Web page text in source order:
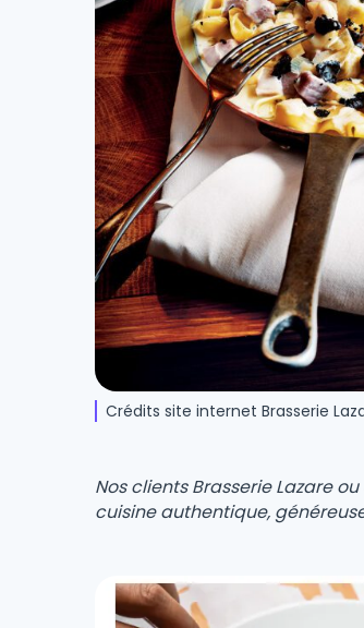
Crédits site internet Brasserie
Nos clients Brasserie Lazare
cuisine authentique,